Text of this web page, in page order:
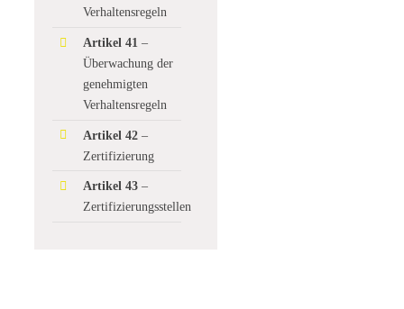
Verhaltensregeln
Artikel 41 –
Überwachung der
genehmigten
Verhaltensregeln
Artikel 42–
Zertifizierung
Artikel 43–
Zertifizierungsstellen